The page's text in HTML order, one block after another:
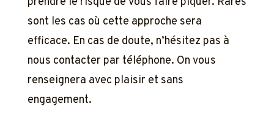
sont les cas où cette approche sera
efficace. En cas de doute, n’hésitez pas à
nous contacter par téléphone. On vous
renseignera avec plaisir et sans
engagement.